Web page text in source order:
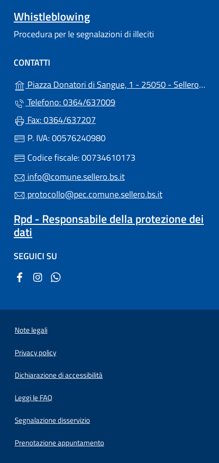
Whistleblowing
Procedura per le segnalazioni di illeciti
CONTATTI
Piazza Donatori di Sangue, 1 - 25050 - Sellero (BS)
Telefono: 0364/637009
Fax: 0364/637207
P. IVA: 00576240980
Codice fiscale: 00734610173
info@comune.sellero.bs.it
protocollo@pec.comune.sellero.bs.it
Rpd - Responsabile della protezione dei
dati
SEGUICI SU
Note legali
Privacy policy
Dichiarazione di accessibilità
Leggi le FAQ
Segnalazione disservizio
Prenotazione appuntamento